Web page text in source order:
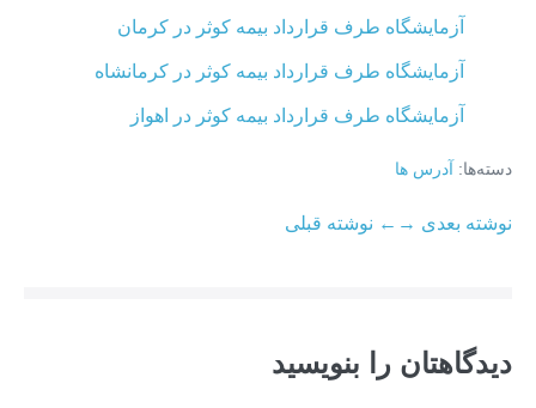
آزمایشگاه طرف قرارداد بیمه کوثر در کرمان
آزمایشگاه طرف قرارداد بیمه کوثر در کرمانشاه
آزمایشگاه طرف قرارداد بیمه کوثر در اهواز
دسته‌ها: آدرس ها
ناوبری
← نوشته قبلینوشته بعدی →
دیدگاهتان را بنویسید